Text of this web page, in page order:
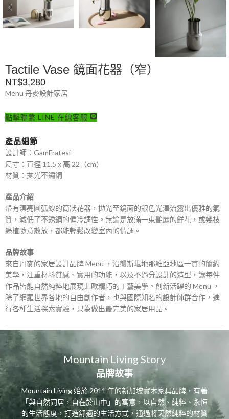
Tactile Vase 鏡面花器（窄）
NT$3,280
Menu 丹麥設計家居
點擊聯繫 LINE 在線客服
產品細節
設計師：GamFratesi
尺寸：直徑 11.5 x 高 22（cm）
材質：拋光不鏽鋼
產品介紹
帶有漂亮圓弧線的筒狀花器，拋光至鏡面的銀色光澤流露出優雅的氣
質，減低了不銹鋼的偏冷調性。無論是放滿一束艷麗的鮮花，或幾枝
綠植隨意散放，都能輕鬆改變室內的情調。
品牌故事
來自丹麥的家居設計品牌 Menu ，沿襲斯堪地那維亞地區一貫的簡約
美學，注重材料質感、實用的功能，以及不過分設計的造型，讓每件
作品皆能自然純粹地展現北歐精巧的工藝美學。創新活躍的 Menu ，
除了網羅世界各地的自由創作者，也與國際知名的設計師群合作，進
行各種生活探索實驗，只為做出最完美的家居用品。
Mountain Living Story
品牌故事
Mountain Living 始於 2011 年的新加坡實木家具品牌，有著
「與自然同居，自在於山中」的寓意，以自然、純粹、永恒
的生活態度，打造舒適的生活方式，通過將天然純粹的材質